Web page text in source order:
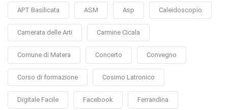
APT Basilicata ASM Asp Caleidoscopio
Camerata delle Arti Carmine Cicala
Comune di Matera Concerto Convegno
Corso di formazione Cosimo Latronico
Digitale Facile Facebook Ferrandina